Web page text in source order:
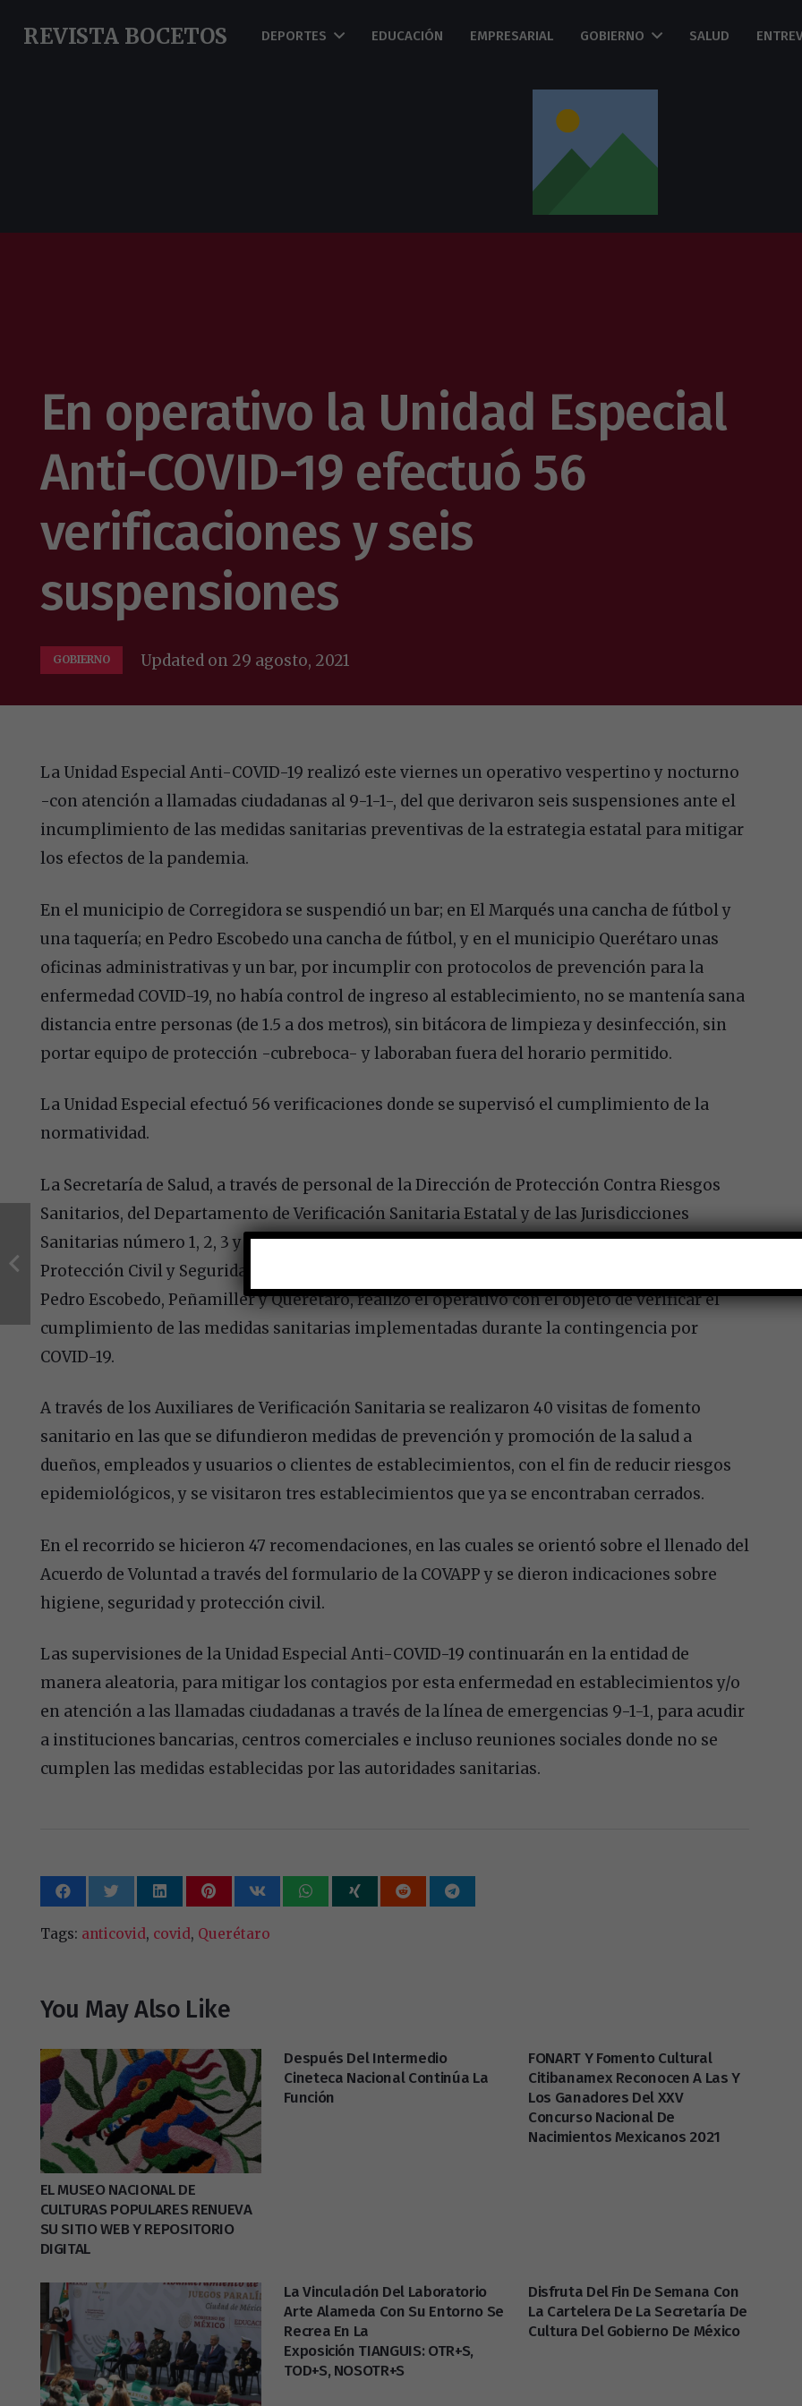
REVISTA BOCETOS DEPORTES EDUCACIÓN EMPRESARIAL GOBIERNO SALUD
En operativo la Unidad Especial
Anti-COVID-19 efectuó 56
verificaciones y seis
suspensiones
GOBIERNO Updated on 29 agosto, 2021
La Unidad Especial Anti-COVID-19 realizó este viernes un operativo vespertino y nocturno
-con atención a llamadas ciudadanas al 9-1-1-, del que derivaron seis suspensiones ante el
incumplimiento de las medidas sanitarias preventivas de la estrategia estatal para mitigar
los efectos de la pandemia.
En el municipio de Corregidora se suspendió un bar; en El Marqués una cancha de fútbol y
una taquería; en Pedro Escobedo una cancha de fútbol, y en el municipio Querétaro unas
oficinas administrativas y un bar, por incumplir con protocolos de prevención para la
enfermedad COVID-19, no había control de ingreso al establecimiento, no se mantenía sana
distancia entre personas (de 1.5 a dos metros), sin bitácora de limpieza y desinfección, sin
portar equipo de protección -cubreboca- y laboraban fuera del horario permitido.
La Unidad Especial efectuó 56 verificaciones donde se supervisó el cumplimiento de la
normatividad.
La Secretaría de Salud, a través de personal de la Dirección de Protección Contra Riesgos
Sanitarios, del Departamento de Verificación Sanitaria Estatal y de las Jurisdicciones
Sanitarias número 1, 2, 3 y 4, con apoyo de Protección Civil y Seguridad Pública Estatal,
Protección Civil y Seguridad de los municipios de Arroy9o Seco, Corregidora, El Marqués,
Pedro Escobedo, Peñamiller y Querétaro, realizó el operativo con el objeto de verificar el
cumplimiento de las medidas sanitarias implementadas durante la contingencia por
COVID-19.
A través de los Auxiliares de Verificación Sanitaria se realizaron 40 visitas de fomento
sanitario en las que se difundieron medidas de prevención y promoción de la salud a
dueños, empleados y usuarios o clientes de establecimientos, con el fin de reducir riesgos
epidemiológicos, y se visitaron tres establecimientos que ya se encontraban cerrados.
En el recorrido se hicieron 47 recomendaciones, en las cuales se orientó sobre el llenado del
Acuerdo de Voluntad a través del formulario de la COVAPP y se dieron indicaciones sobre
higiene, seguridad y protección civil.
Las supervisiones de la Unidad Especial Anti-COVID-19 continuarán en la entidad de
manera aleatoria, para mitigar los contagios por esta enfermedad en establecimientos y/o
en atención a las llamadas ciudadanas a través de la línea de emergencias 9-1-1, para acudir
a instituciones bancarias, centros comerciales e incluso reuniones sociales donde no se
cumplen las medidas establecidas por las autoridades sanitarias.
Tags: anticovid, covid, Querétaro
You May Also Like
EL MUSEO NACIONAL DE
CULTURAS POPULARES RENUEVA
SU SITIO WEB Y REPOSITORIO
DIGITAL
Después Del Intermedio
Cineteca Nacional Continúa La
Función
FONART Y Fomento Cultural
Citibanamex Reconocen A Las Y
Los Ganadores Del XXV
Concurso Nacional De
Nacimientos Mexicanos 2021
La Vinculación Del Laboratorio
Arte Alameda Con Su Entorno Se
Recrea En La
Exposición TIANGUIS: OTR+S,
TOD+S, NOSOTR+S
Disfruta Del Fin De Semana Con
La Cartelera De La Secretaría De
Cultura Del Gobierno De México